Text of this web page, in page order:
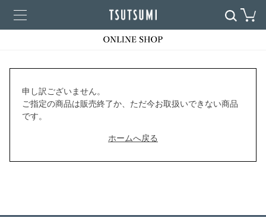
申し訳ございません。
ご指定の商品は販売終了か、ただ今お取扱いできない商品
です。
ホームへ戻る